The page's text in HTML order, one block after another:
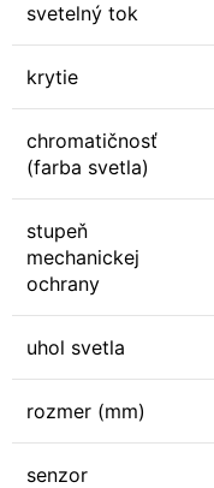
svetelný tok
krytie
chromatičnosť
(farba svetla)
stupeň
mechanickej
ochrany
uhol svetla
rozmer (mm)
senzor